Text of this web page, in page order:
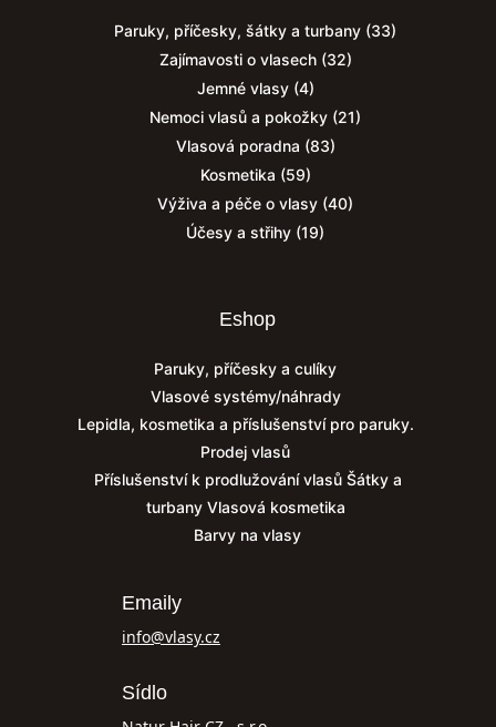
Paruky, příčesky, šátky a turbany (33)
Zajímavosti o vlasech(32)
Jemné vlasy(4)
Nemoci vlasů a pokožky (21)
Vlasová poradna (83)
Kosmetika (59)
Výživa a péče o vlasy (40)
Účesy a střihy (19)
Eshop
Paruky, příčesky a culíky
Vlasové systémy/náhrady
Lepidla, kosmetika a příslušenství pro paruky.
Prodej vlasů
Příslušenství k prodlužování vlasů Šátky a
turbany Vlasová kosmetika
Barvy na vlasy
Emaily
info@vlasy.cz
Sídlo